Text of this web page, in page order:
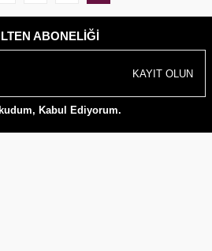
ABONELIĞI
KAYIT OLUN
Kabul Ediyorum.